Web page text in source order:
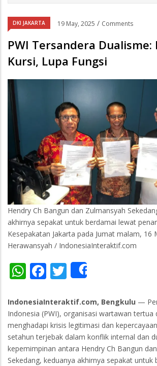
DKI JAKARTA 19 May, 2025 / Comments
PWI Tersandera
Kursi, Lupa Fungsi
Hendry Ch Bangun dan Zulmansyah
akhirnya sepakat untuk berdamai lewat
Kesepakatan Jakarta pada Jumat malam, 16
Herawansyah / IndonesiaInteraktif.com
WhatsApp
Facebook
Twitter
IndonesiaInteraktif.com, Bengkulu —
Indonesia (PWI), organisasi wartawan tertua
menghadapi krisis legitimasi dan
setahun terjebak dalam konflik internal dan
kepemimpinan antara Hendry Ch Bangun
Sekedang, keduanya akhirnya sepakat untuk